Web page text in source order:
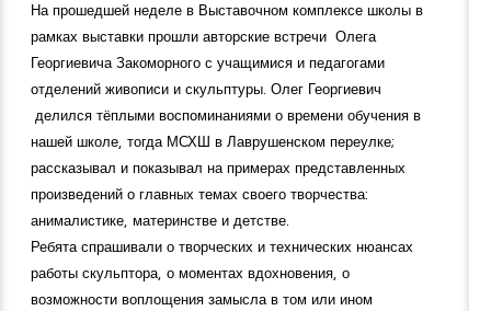
На прошедшей неделе в Выставочном комплексе школы в
рамках выставки прошли авторские встречи Олега
Георгиевича Закоморного с учащимися и педагогами
отделений живописи и скульптуры. Олег Георгиевич
делился тёплыми воспоминаниями о времени обучения в
нашей школе, тогда МСХШ в Лаврушенском переулке;
рассказывал и показывал на примерах представленных
произведений о главных темах своего творчества:
анималистике, материнстве и детстве.
Ребята спрашивали о творческих и технических нюансах
работы скульптора, о моментах вдохновения, о
возможности воплощения замысла в том или ином